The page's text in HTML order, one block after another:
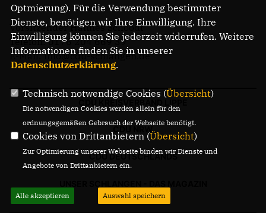
Vorsitzender Hannes Schoodt
Telefon: 0176 204 669 39
E-Mail: info@cdu-schlangen.de
CDU NRW
CDU DEUTSCHLANDS
Optmierung). Für die Verwendung bestimmter
Dienste, benötigen wir Ihre Einwilligung. Ihre
Einwilligung können Sie jederzeit widerrufen. Weitere
Informationen finden Sie in unserer
Datenschutzerklärung.
Technisch notwendige Cookies (Übersicht)
Die notwendigen Cookies werden allein für den
ordnungsgemäßen Gebrauch der Webseite benötigt.
Cookies von Drittanbietern (Übersicht)
Zur Optimierung unserer Webseite binden wir Dienste und
Angebote von Drittanbietern ein.
Alle akzeptieren Auswahl speichern